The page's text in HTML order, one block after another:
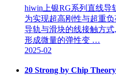
hiwin上银RG系列直线导
为实现超高刚性与超重
导轨与滑块的线接触方
形成微量的弹性变 …
2025-02
20 Strong by Chip Theory